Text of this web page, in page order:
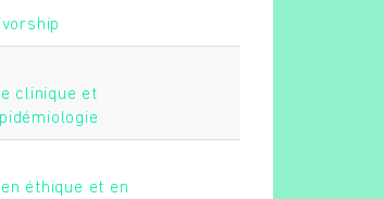
clinique et
éthique et en